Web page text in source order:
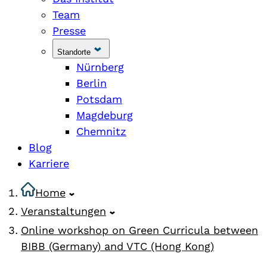
Team
Presse
Standorte
Nürnberg
Berlin
Potsdam
Magdeburg
Chemnitz
Blog
Karriere
Home
Veranstaltungen
Online workshop on Green Curricula between
BIBB (Germany) and VTC (Hong Kong)